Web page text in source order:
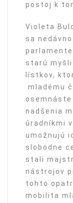
postoj k
Violeta
sa
starú
lístkov,
mladému
nadšenia
úradníkmi
umožnujú
slobodne
stali
nástrojov
tohto
mobilita